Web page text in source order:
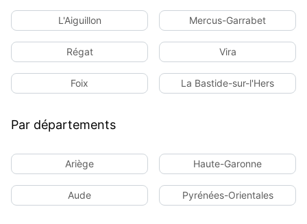
L'Aiguillon Mercus-Garrabet
Régat Vira
Foix La Bastide-sur-l'Hers
Par départements
Ariège Haute-Garonne
Aude Pyrénées-Orientales